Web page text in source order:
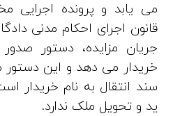
می‌ یابد و پرونده
قانون اجرای احکام مدنی
جریان مزایده، دستور صدور
خریدار می‌ دهد و این دستور
سند انتقال به نام خریدار
ید و تحویل ملک ندارد.